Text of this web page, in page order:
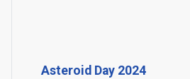
Asteroid Day 2024